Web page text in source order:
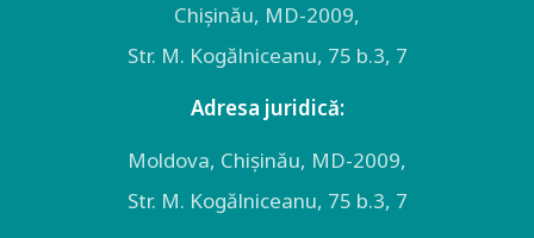
Chişinău, MD-2009,
Str. M. Kogălniceanu, 75 b.3, 7
Adresa juridică:
Moldova, Chişinău, MD-2009,
Str. M. Kogălniceanu, 75 b.3, 7